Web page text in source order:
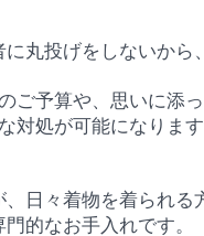
に丸投げをしないから、
ご予算や、思いに添っ
対処が可能になります
、日々着物を着られる
門的なお手入れです。